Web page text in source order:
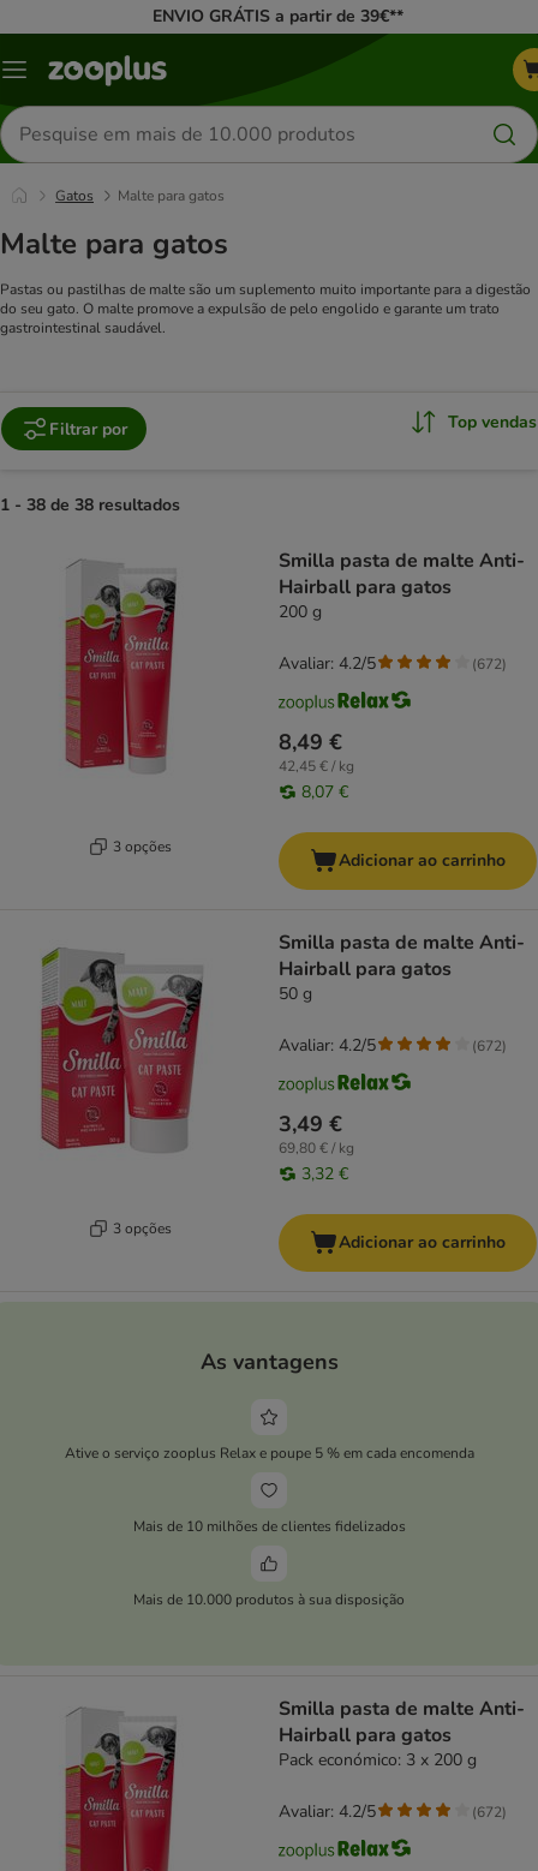
ENVIO GRÁTIS a partir de 39€**
Menu
Pesquisar
produtos
Gatos Malte para gatos
Malte para gatos
Pastas ou pastilhas de malte são um suplemento muito importante para a digestão
do seu gato. O malte promove a expulsão de pelo engolido e garante um trato
gastrointestinal saudável.
Filtrar por Top vendas
1 - 38 de 38 resultados
3 opções
Smilla pasta de malte Anti-
Hairball para gatos
200 g
8,49 €
42,45 € / kg
8,07 €
Avaliar: 4.2/5 (672)
Adicionar ao carrinho
3 opções
Smilla pasta de malte Anti-
Hairball para gatos
50 g
3,49 €
69,80 € / kg
3,32 €
Avaliar: 4.2/5 (672)
Adicionar ao carrinho
As vantagens
Ative o serviço zooplus Relax e poupe 5 % em cada encomenda
Mais de 10 milhões de clientes fidelizados
Mais de 10.000 produtos à sua disposição
Smilla pasta de malte Anti-
Hairball para gatos
Pack económico: 3 x 200 g
Avaliar: 4.2/5 (672)